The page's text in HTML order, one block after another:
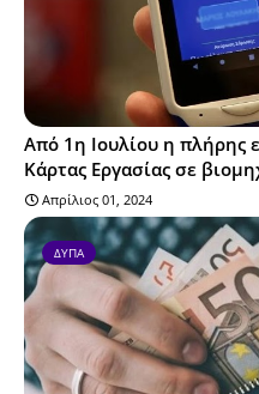
Από 1η Ιουλίου η πλήρης
Κάρτας Εργασίας σε
Απρίλιος 01, 2024
ΔΥΠΑ